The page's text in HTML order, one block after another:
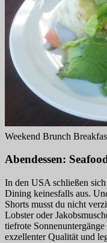
Weekend Brunch
Abendessen:
In den USA schließen
Dining keinesfalls aus.
Shorts musst du nicht
Lobster oder
tiefrote
exzellenter Qualität und